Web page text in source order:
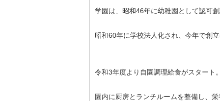
学園は、昭和46年に幼稚園として認可
昭和60年に学校法人化され、今年で創
令和3年度より自園調理給食がスタート
園内に厨房とランチルームを整備し、